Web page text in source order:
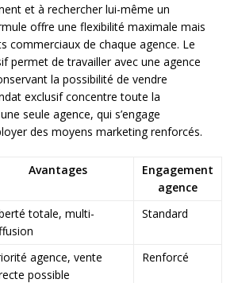
et à rechercher lui-même un
offre une flexibilité maximale mais
commerciaux de chaque agence. Le
permet de travailler avec une agence
la possibilité de vendre
exclusif concentre toute la
seule agence, qui s’engage
des moyens marketing renforcés.
Avantages
Engagement
agence
totale, multi-
Standard
agence, vente
possible
Renforcé